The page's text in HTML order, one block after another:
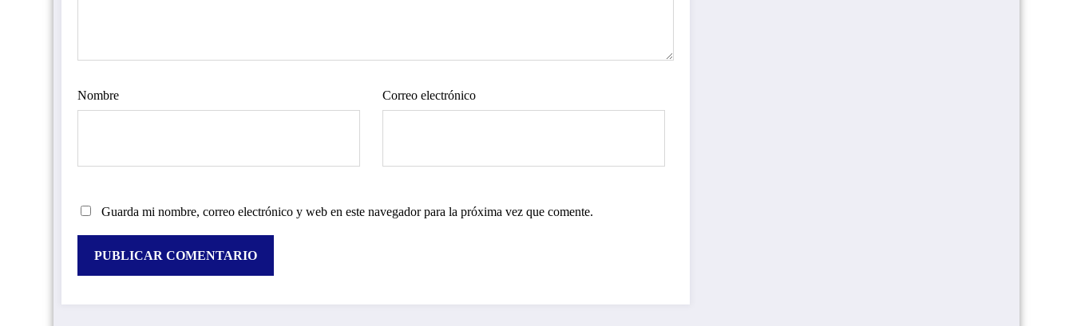
Nombre Correo electrónico
Guarda mi nombre, correo electrónico y web en este navegador para la próxima vez que comente.